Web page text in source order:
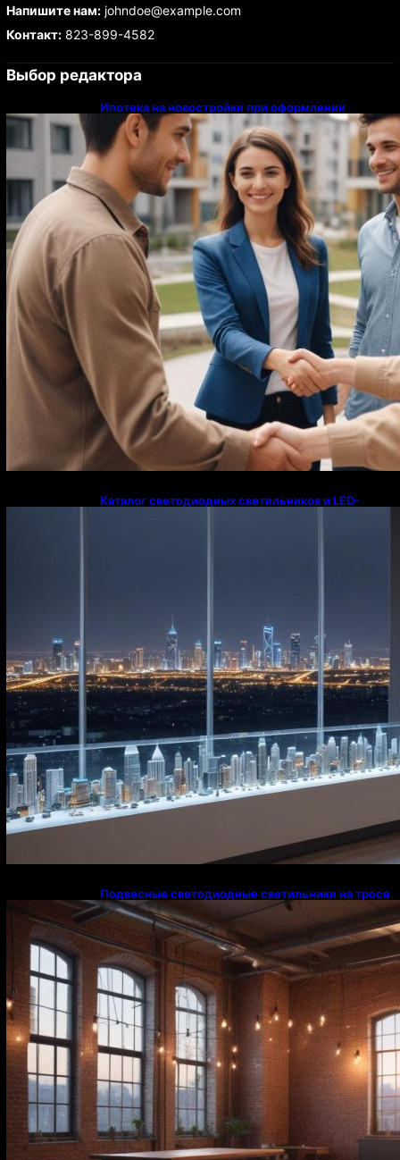
Напишите нам:johndoe@example.com
Контакт:823-899-4582
Выбор редактора
Ипотека на новостройки при оформлении
напрямую у застройщика
Каталог светодиодных светильников и LED-
Подвесные светодиодные светильники на тросе